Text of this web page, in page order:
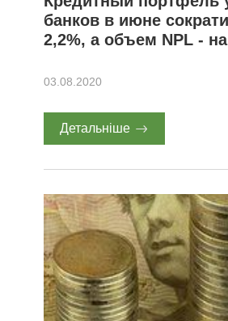
банков в июне
2,2%, а объем NPL -
03.08.2020
Детальніше